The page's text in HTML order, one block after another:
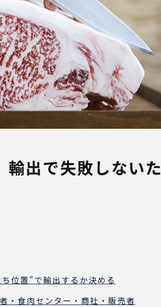
出で失敗しないた
位置”で輸出するか決める
・食肉センター・商社・販売者